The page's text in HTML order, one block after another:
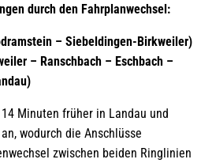
durch den Fahrplanwechsel:
– Siebeldingen-Birkweiler)
– Ranschbach – Eschbach –
Minuten früher in Landau und
wodurch die Anschlüsse
zwischen beiden Ringlinien